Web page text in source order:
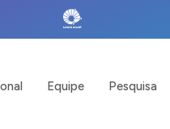
Equipe Pesquisa